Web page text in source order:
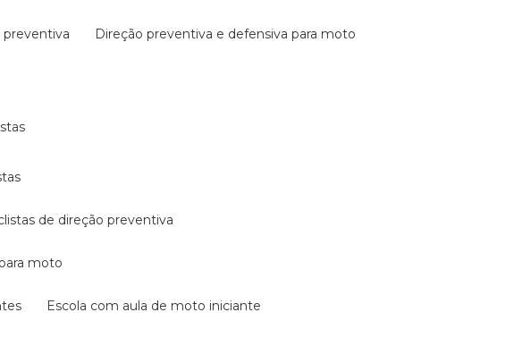
preventiva direção preventiva e defensiva para moto
de direção preventiva
moto
escola com aula de moto iniciante